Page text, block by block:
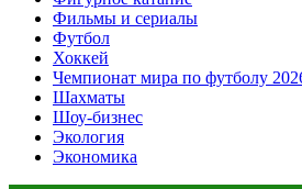
Фильмы и сериалы
Футбол
Хоккей
Чемпионат мира по футболу
Шахматы
Шоу-бизнес
Экология
Экономика